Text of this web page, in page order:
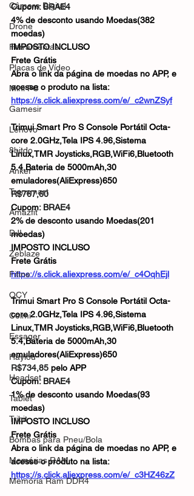
Câmera Digital
Drone
Ferramentas
Placas de Vídeo
Mini PC
Gamesir
Lenovo
8bitdo
Anker
Tronsmart
Amazfit
DJI
Zeblaze
Fifine
QCY
Colmi
Essager
Haylou
Headset
Tablet
Tribit
Bombas para Pneu/Bola
Memórias RAM
Memória Ram DDR4
Cupom: BRAE4
4% de desconto usando Moedas(382
moedas)
IMPOSTO INCLUSO
Frete Grátis
Abra o link da página de moedas no APP, e
acesse o produto na lista:
https://s.click.aliexpress.com/e/_c2wnZSyf
Trimui Smart Pro S Console Portátil Octa-
core 2.0GHz,Tela IPS 4.96,Sistema
Linux,TMR Joysticks,RGB,WiFi6,Bluetooth
5.4,Bateria de 5000mAh,30
emuladores(AliExpress)650
R$767,60
Cupom: BRAE4
2% de desconto usando Moedas(201
moedas)
IMPOSTO INCLUSO
Frete Grátis
https://s.click.aliexpress.com/e/_c4OqhEjl
Trimui Smart Pro S Console Portátil Octa-
core 2.0GHz,Tela IPS 4.96,Sistema
Linux,TMR Joysticks,RGB,WiFi6,Bluetooth
5.4,Bateria de 5000mAh,30
emuladores(AliExpress)650
R$734,85 pelo APP
Cupom: BRAE4
1% de desconto usando Moedas(93
moedas)
IMPOSTO INCLUSO
Frete Grátis
Abra o link da página de moedas no APP, e
acesse o produto na lista:
https://s.click.aliexpress.com/e/_c3HZ46zZ